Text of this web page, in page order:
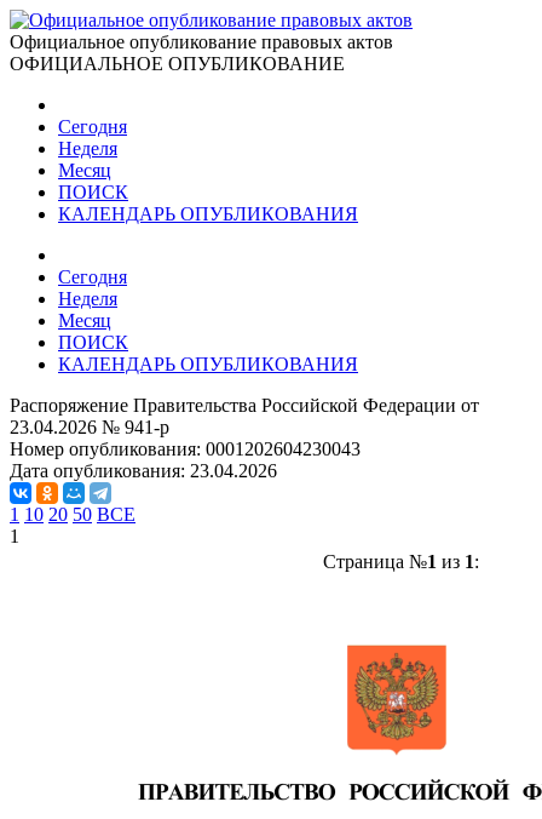
Официальное опубликование правовых актов
ОФИЦИАЛЬНОЕ ОПУБЛИКОВАНИЕ
Сегодня
Неделя
Месяц
ПОИСК
КАЛЕНДАРЬ ОПУБЛИКОВАНИЯ
Сегодня
Неделя
Месяц
ПОИСК
КАЛЕНДАРЬ ОПУБЛИКОВАНИЯ
Распоряжение Правительства Российской Федерации от
23.04.2026 № 941-р
Номер опубликования: 0001202604230043
Дата опубликования: 23.04.2026
1 10 20 50 ВСЕ
1
Страница №1 из 1: